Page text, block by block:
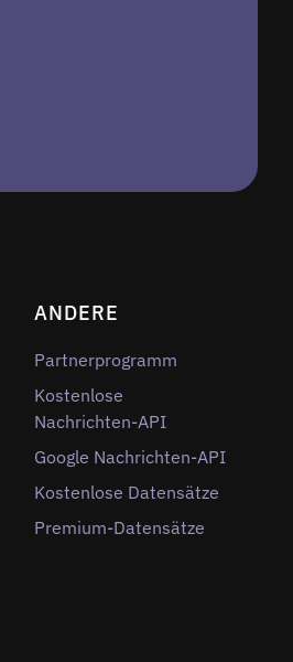
ANDERE
Partnerprogramm
Kostenlose
Nachrichten-API
Google Nachrichten-API
Kostenlose Datensätze
Premium-Datensätze